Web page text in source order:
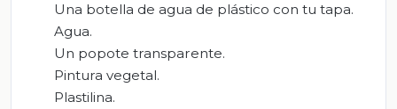
Una botella de agua de plástico con tu tapa.
Agua.
Un popote transparente.
Pintura vegetal.
Plastilina.